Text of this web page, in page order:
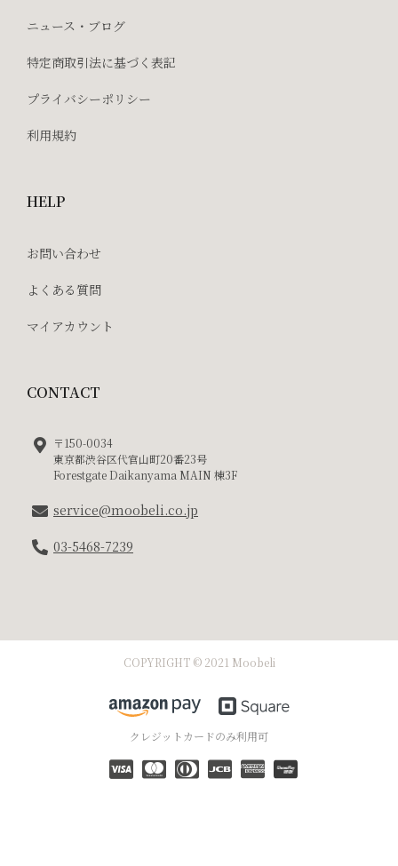
ニュース・ブログ
特定商取引法に基づく表記
プライバシーポリシー
利用規約
HELP
お問い合わせ
よくある質問
マイアカウント
CONTACT
〒150-0034
東京都渋谷区代官山町20番23号
Forestgate Daikanyama MAIN 棟3F
service@moobeli.co.jp
03-5468-7239
COPYRIGHT © 2021 Moobeli
クレジットカードのみ利用可